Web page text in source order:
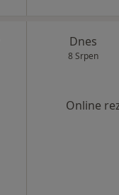
Dnes
8 Srpen
Online